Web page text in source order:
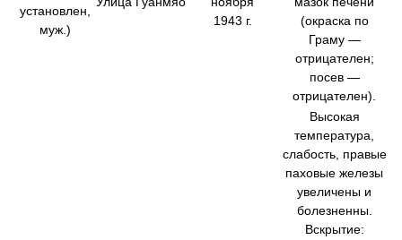
установлен,
муж.)
1943 г.
(окраска по
Граму —
отрицателен;
посев —
отрицателен).
Высокая
температура,
слабость, правые
паховые железы
увеличены и
болезненны.
Вскрытие: